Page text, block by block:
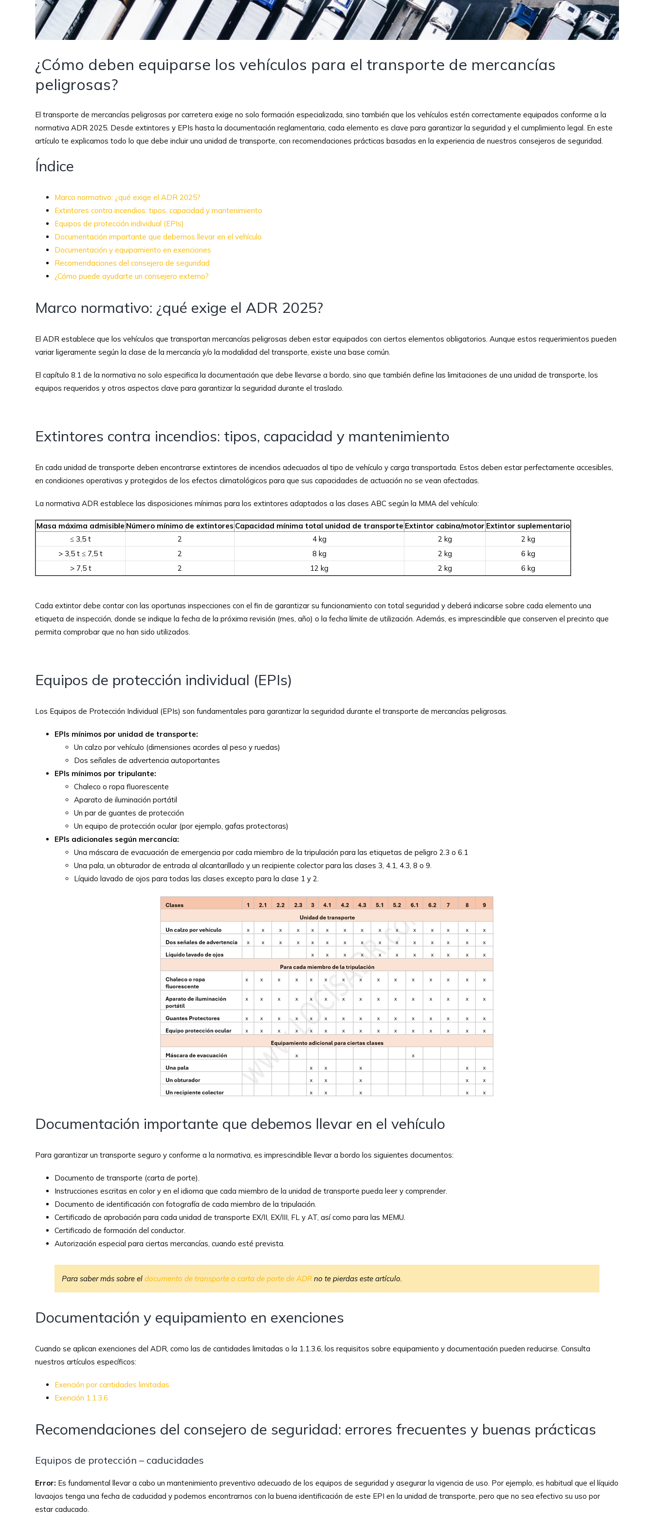
¿Cómo deben equiparse los vehículos para el transporte de mercancías
peligrosas?
El transporte de mercancías peligrosas por carretera exige no solo formación especializada, sino también que los vehículos estén correctamente equipados conforme a la
normativa ADR 2025. Desde extintores y EPIs hasta la documentación reglamentaria, cada elemento es clave para garantizar la seguridad y el cumplimiento legal. En este
artículo te explicamos todo lo que debe incluir una unidad de transporte, con recomendaciones prácticas basadas en la experiencia de nuestros consejeros de seguridad.
Índice
Marco normativo: ¿qué exige el ADR 2025?
Extintores contra incendios: tipos, capacidad y mantenimiento
Equipos de protección individual (EPIs)
Documentación importante que debemos llevar en el vehículo
Documentación y equipamiento en exenciones
Recomendaciones del consejero de seguridad
¿Cómo puede ayudarte un consejero externo?
Marco normativo: ¿qué exige el ADR 2025?
El ADR establece que los vehículos que transportan mercancías peligrosas deben estar equipados con ciertos elementos obligatorios. Aunque estos requerimientos pueden
variar ligeramente según la clase de la mercancía y/o la modalidad del transporte, existe una base común.
El capítulo 8.1 de la normativa no solo especifica la documentación que debe llevarse a bordo, sino que también define las limitaciones de una unidad de transporte, los
equipos requeridos y otros aspectos clave para garantizar la seguridad durante el traslado.
Extintores contra incendios: tipos, capacidad y mantenimiento
En cada unidad de transporte deben encontrarse extintores de incendios adecuados al tipo de vehículo y carga transportada. Estos deben estar perfectamente accesibles,
en condiciones operativas y protegidos de los efectos climatológicos para que sus capacidades de actuación no se vean afectadas.
La normativa ADR establece las disposiciones mínimas para los extintores adaptados a las clases ABC según la MMA del vehículo:
Masa máxima admisible Número mínimo de extintores Capacidad mínima total unidad de transporte Extintor cabina/motor Extintor suplementario
≤ 3,5 t
2 4 kg 2 kg
2 kg
> 3,5 t ≤ 7,5 t
2 8 kg 2 kg
6 kg
> 7,5 t
2 12 kg 2 kg 6 kg
Cada extintor debe contar con las oportunas inspecciones con el fin de garantizar su funcionamiento con total seguridad y deberá indicarse sobre cada elemento una
etiqueta de inspección, donde se indique la fecha de la próxima revisión (mes, año) o la fecha límite de utilización. Además, es imprescindible que conserven el precinto que
permita comprobar que no han sido utilizados.
Equipos de protección individual (EPIs)
Los Equipos de Protección Individual (EPIs) son fundamentales para garantizar la seguridad durante el transporte de mercancías peligrosas.
EPIs mínimos por unidad de transporte:
Un calzo por vehículo (dimensiones acordes al peso y ruedas)
Dos señales de advertencia autoportantes
EPIs mínimos por tripulante:
Chaleco o ropa fluorescente
Aparato de iluminación portátil
Un par de guantes de protección
Un equipo de protección ocular (por ejemplo, gafas protectoras)
EPIs adicionales según mercancía:
Una máscara de evacuación de emergencia por cada miembro de la tripulación para las etiquetas de peligro 2.3 o 6.1
Una pala, un obturador de entrada al alcantarillado y un recipiente colector para las clases 3, 4.1, 4.3, 8 o 9.
Líquido lavado de ojos para todas las clases excepto para la clase 1 y 2.
Documentación importante que debemos llevar en el vehículo
Para garantizar un transporte seguro y conforme a la normativa, es imprescindible llevar a bordo los siguientes documentos:
Documento de transporte (carta de porte).
Instrucciones escritas en color y en el idioma que cada miembro de la unidad de transporte pueda leer y comprender.
Documento de identificación con fotografía de cada miembro de la tripulación.
Certificado de aprobación para cada unidad de transporte EX/II, EX/III, FL y AT, así como para las MEMU.
Certificado de formación del conductor.
Autorización especial para ciertas mercancías, cuando esté prevista.
Para saber más sobre el documento de transporte o carta de porte de ADR no te pierdas este artículo.
Documentación y equipamiento en exenciones
Cuando se aplican exenciones del ADR, como las de cantidades limitadas o la 1.1.3.6, los requisitos sobre equipamiento y documentación pueden reducirse. Consulta
nuestros artículos específicos:
Exención por cantidades limitadas
Exención 1.1.3.6
Recomendaciones del consejero de seguridad: errores frecuentes y buenas prácticas
Equipos de protección – caducidades
Error: Es fundamental llevar a cabo un mantenimiento preventivo adecuado de los equipos de seguridad y asegurar la vigencia de uso. Por ejemplo, es habitual que el líquido
lavaojos tenga una fecha de caducidad y podemos encontrarnos con la buena identificación de este EPI en la unidad de transporte, pero que no sea efectivo su uso por
estar caducado.